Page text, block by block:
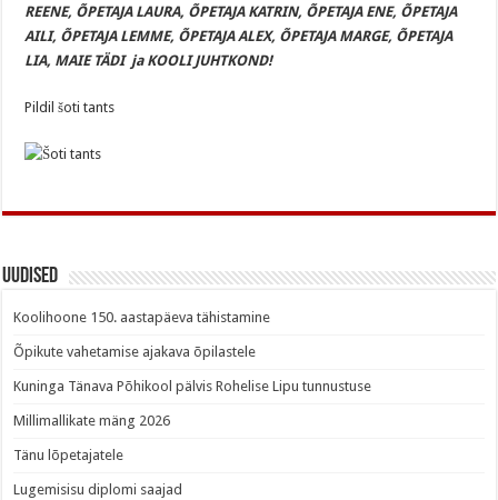
REENE, ÕPETAJA LAURA, ÕPETAJA KATRIN, ÕPETAJA ENE, ÕPETAJA
AILI, ÕPETAJA LEMME, ÕPETAJA ALEX, ÕPETAJA MARGE, ÕPETAJA
LIA, MAIE TÄDI ja KOOLI JUHTKOND!
Pildil šoti tants
Uudised
Koolihoone 150. aastapäeva tähistamine
Õpikute vahetamise ajakava õpilastele
Kuninga Tänava Põhikool pälvis Rohelise Lipu tunnustuse
Millimallikate mäng 2026
Tänu lõpetajatele
Lugemisisu diplomi saajad